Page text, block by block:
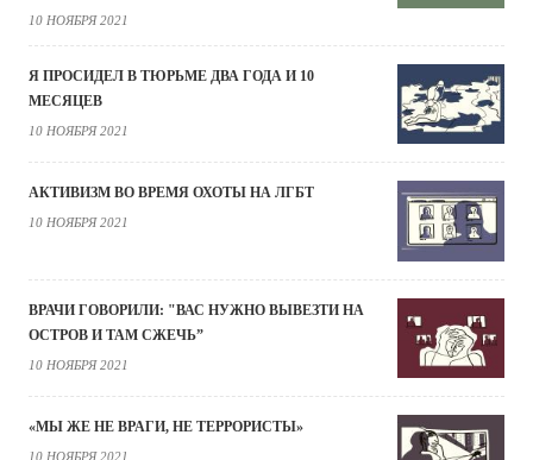
10 НОЯБРЯ 2021
Я ПРОСИДЕЛ В ТЮРЬМЕ ДВА ГОДА И 10
МЕСЯЦЕВ
10 НОЯБРЯ 2021
АКТИВИЗМ ВО ВРЕМЯ ОХОТЫ НА ЛГБТ
10 НОЯБРЯ 2021
ВРАЧИ ГОВОРИЛИ: "ВАС НУЖНО ВЫВЕЗТИ НА
ОСТРОВ И ТАМ СЖЕЧЬ”
10 НОЯБРЯ 2021
«МЫ ЖЕ НЕ ВРАГИ, НЕ ТЕРРОРИСТЫ»
10 НОЯБРЯ 2021